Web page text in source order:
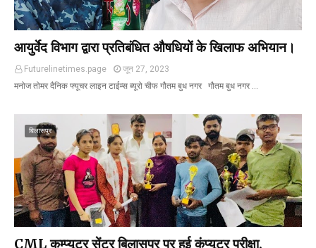
आयुर्वेद विभाग द्वारा प्रतिबंधित औषधियों के खिलाफ अभियान।
Futurelinetimes.page
जून 27, 2023
मनोज तोमर दैनिक फ्यूचर लाइन टाईम्स ब्यूरो चीफ गौतम बुध नगर गौतम बुध नगर …
बिलासपुर
CML कम्प्यूटर सेंटर बिलासपुर पर हुई कंप्यूटर परीक्षा,